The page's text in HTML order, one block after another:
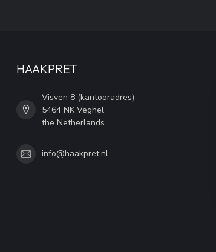
HAAKPRET
Visven 8 (kantooradres)
5464 NK Veghel
the Netherlands
info@haakpret.nl